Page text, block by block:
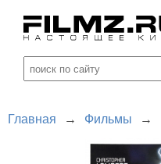
Главная → Фильмы →